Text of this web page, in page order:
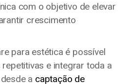
com o objetivo de elevar
crescimento
para estética é possível
e integrar toda a
a captação de